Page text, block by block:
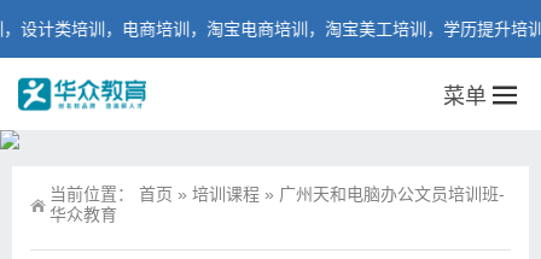
培训，电商培训，淘宝电商培训，淘宝美工培训，学历提升培训等课
菜单
当前位置： 首页 » 培训课程 » 广州天和电脑办公文员培训班-
华众教育